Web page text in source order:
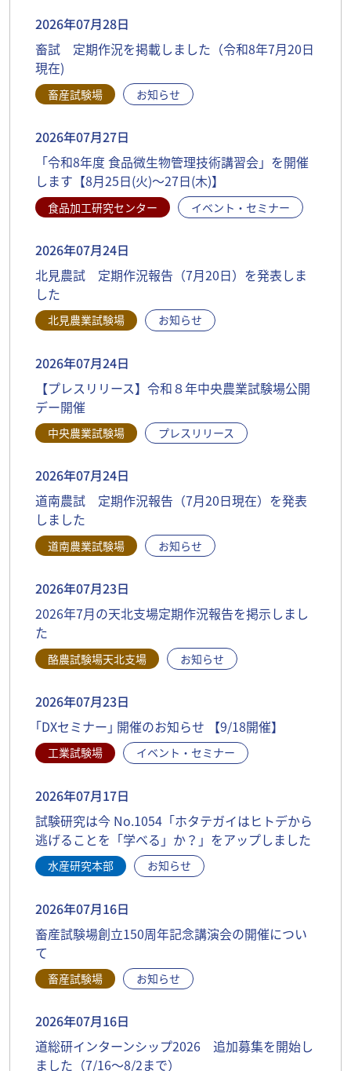
2026年07月28日
畜試 定期作況を掲載しました（令和8年7月20日
現在)
畜産試験場 お知らせ
2026年07月27日
「令和8年度 食品微生物管理技術講習会」を開催
します【8月25日(火)～27日(木)】
食品加工研究センター イベント・セミナー
2026年07月24日
北見農試 定期作況報告（7月20日）を発表しま
した
北見農業試験場 お知らせ
2026年07月24日
【プレスリリース】令和８年中央農業試験場公開
デー開催
中央農業試験場 プレスリリース
2026年07月24日
道南農試 定期作況報告（7月20日現在）を発表
しました
道南農業試験場 お知らせ
2026年07月23日
2026年7月の天北支場定期作況報告を掲示しまし
た
酪農試験場天北支場 お知らせ
2026年07月23日
｢DXセミナー｣ 開催のお知らせ 【9/18開催】
工業試験場 イベント・セミナー
2026年07月17日
試験研究は今 No.1054「ホタテガイはヒトデから
逃げることを「学べる」か？」をアップしました
水産研究本部 お知らせ
2026年07月16日
畜産試験場創立150周年記念講演会の開催につい
て
畜産試験場 お知らせ
2026年07月16日
道総研インターンシップ2026 追加募集を開始し
ました（7/16～8/2まで）